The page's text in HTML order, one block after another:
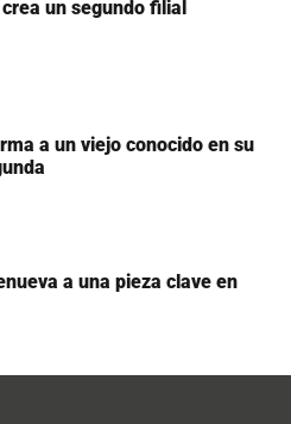
un segundo filial
a un viejo conocido en su
a una pieza clave en